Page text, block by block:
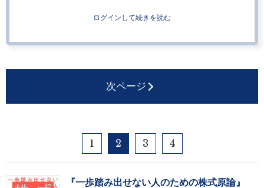
ログインして続きを読む
次ページ
1 2 3 4
『一歩踏み出せない人のための株式原論』